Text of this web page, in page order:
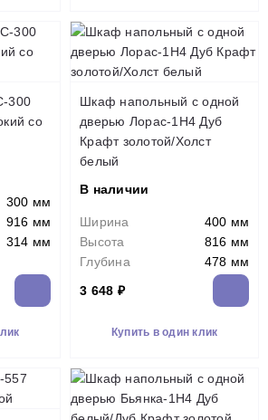
300
со
300 мм
916 мм
314 мм
Шкаф напольный с одной
дверью Лорас-1Н4 Дуб
Крафт золотой/Холст
белый
В наличии
Ширина
400 мм
Высота
816 мм
Глубина
478 мм
3 648 ₽
Купить в один клик